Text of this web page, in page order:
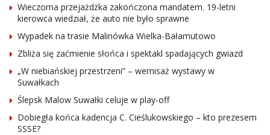
Wieczorna przejażdżka zakończona mandatem. 19-letni
kierowca wiedział, że auto nie było sprawne
Wypadek na trasie Malinówka Wielka-Bałamutowo
Zbliża się zaćmienie słońca i spektakl spadających gwiazd
„W niebiańskiej przestrzeni” – wernisaż wystawy w
Suwałkach
Ślepsk Malow Suwałki celuje w play-off
Dobiegła końca kadencja C. Cieślukowskiego – kto prezesem
SSSE?